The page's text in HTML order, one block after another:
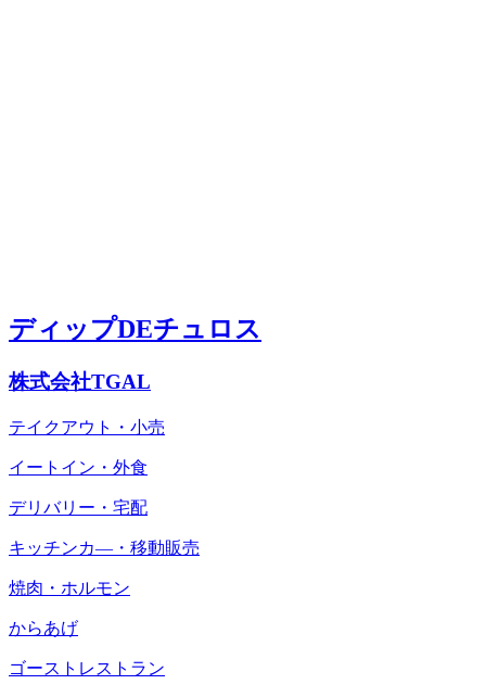
ディップDEチュロス
株式会社TGAL
テイクアウト・小売
イートイン・外食
デリバリー・宅配
キッチンカ―・移動販売
焼肉・ホルモン
からあげ
ゴーストレストラン